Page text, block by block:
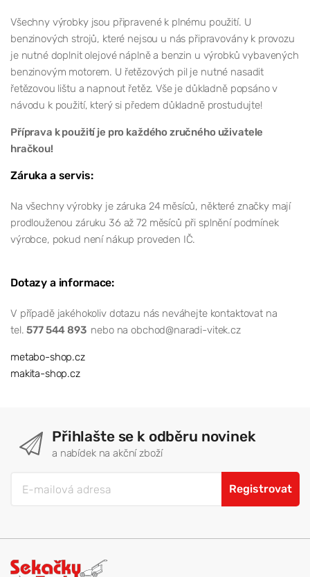
Všechny výrobky jsou připravené k plnému použití. U
benzinových strojů, které nejsou u nás připravovány k provozu
je nutné doplnit olejové náplně a benzin u výrobků vybavených
benzinovým motorem. U řetězových pil je nutné nasadit
řetězovou lištu a napnout řetěz. Vše je důkladně popsáno v
návodu k použití, který si předem důkladně prostudujte!
Příprava k použití je pro každého zručného uživatele
hračkou!
Záruka a servis:
Na všechny výrobky je záruka 24 měsíců, některé značky mají
prodlouženou záruku 36 až 72 měsíců při splnění podmínek
výrobce, pokud není nákup proveden IČ.
Dotazy a informace:
V případě jakéhokoliv dotazu nás neváhejte kontaktovat na
tel.577 544 893 nebo na obchod@naradi-vitek.cz
metabo-shop.cz
makita-shop.cz
Přihlašte se k odběru novinek
a nabídek na akční zboží
Registrovat